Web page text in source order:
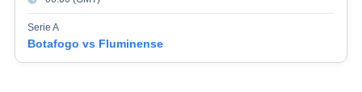
Serie A
Botafogo vs Fluminense